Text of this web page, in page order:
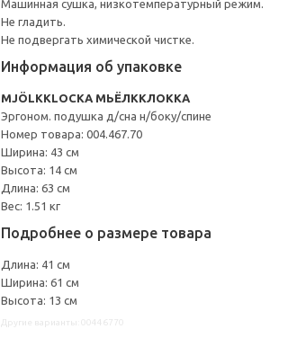
Машинная сушка, низкотемпературный режим.
Не гладить.
Не подвергать химической чистке.
Информация об упаковке
MJÖLKKLOCKA МЬЁЛККЛОККА
Эргоном. подушка д/сна н/боку/спине
Номер товара: 004.467.70
Ширина: 43 см
Высота: 14 см
Длина: 63 см
Вес: 1.51 кг
Подробнее о размере товара
Длина: 41 см
Ширина: 61 см
Высота: 13 см